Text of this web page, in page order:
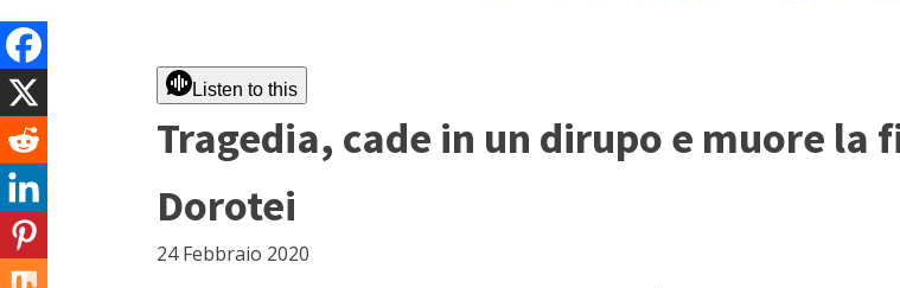
Listen to this
Tragedia, cade in un dirupo e muore
Dorotei
24 Febbraio 2020